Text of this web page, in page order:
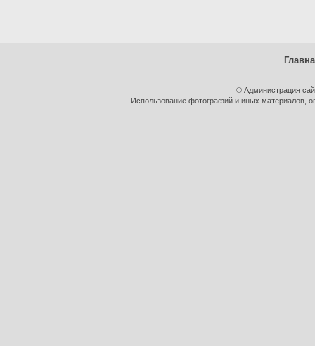
© Администрация
Использование фотографий и иных материалов,